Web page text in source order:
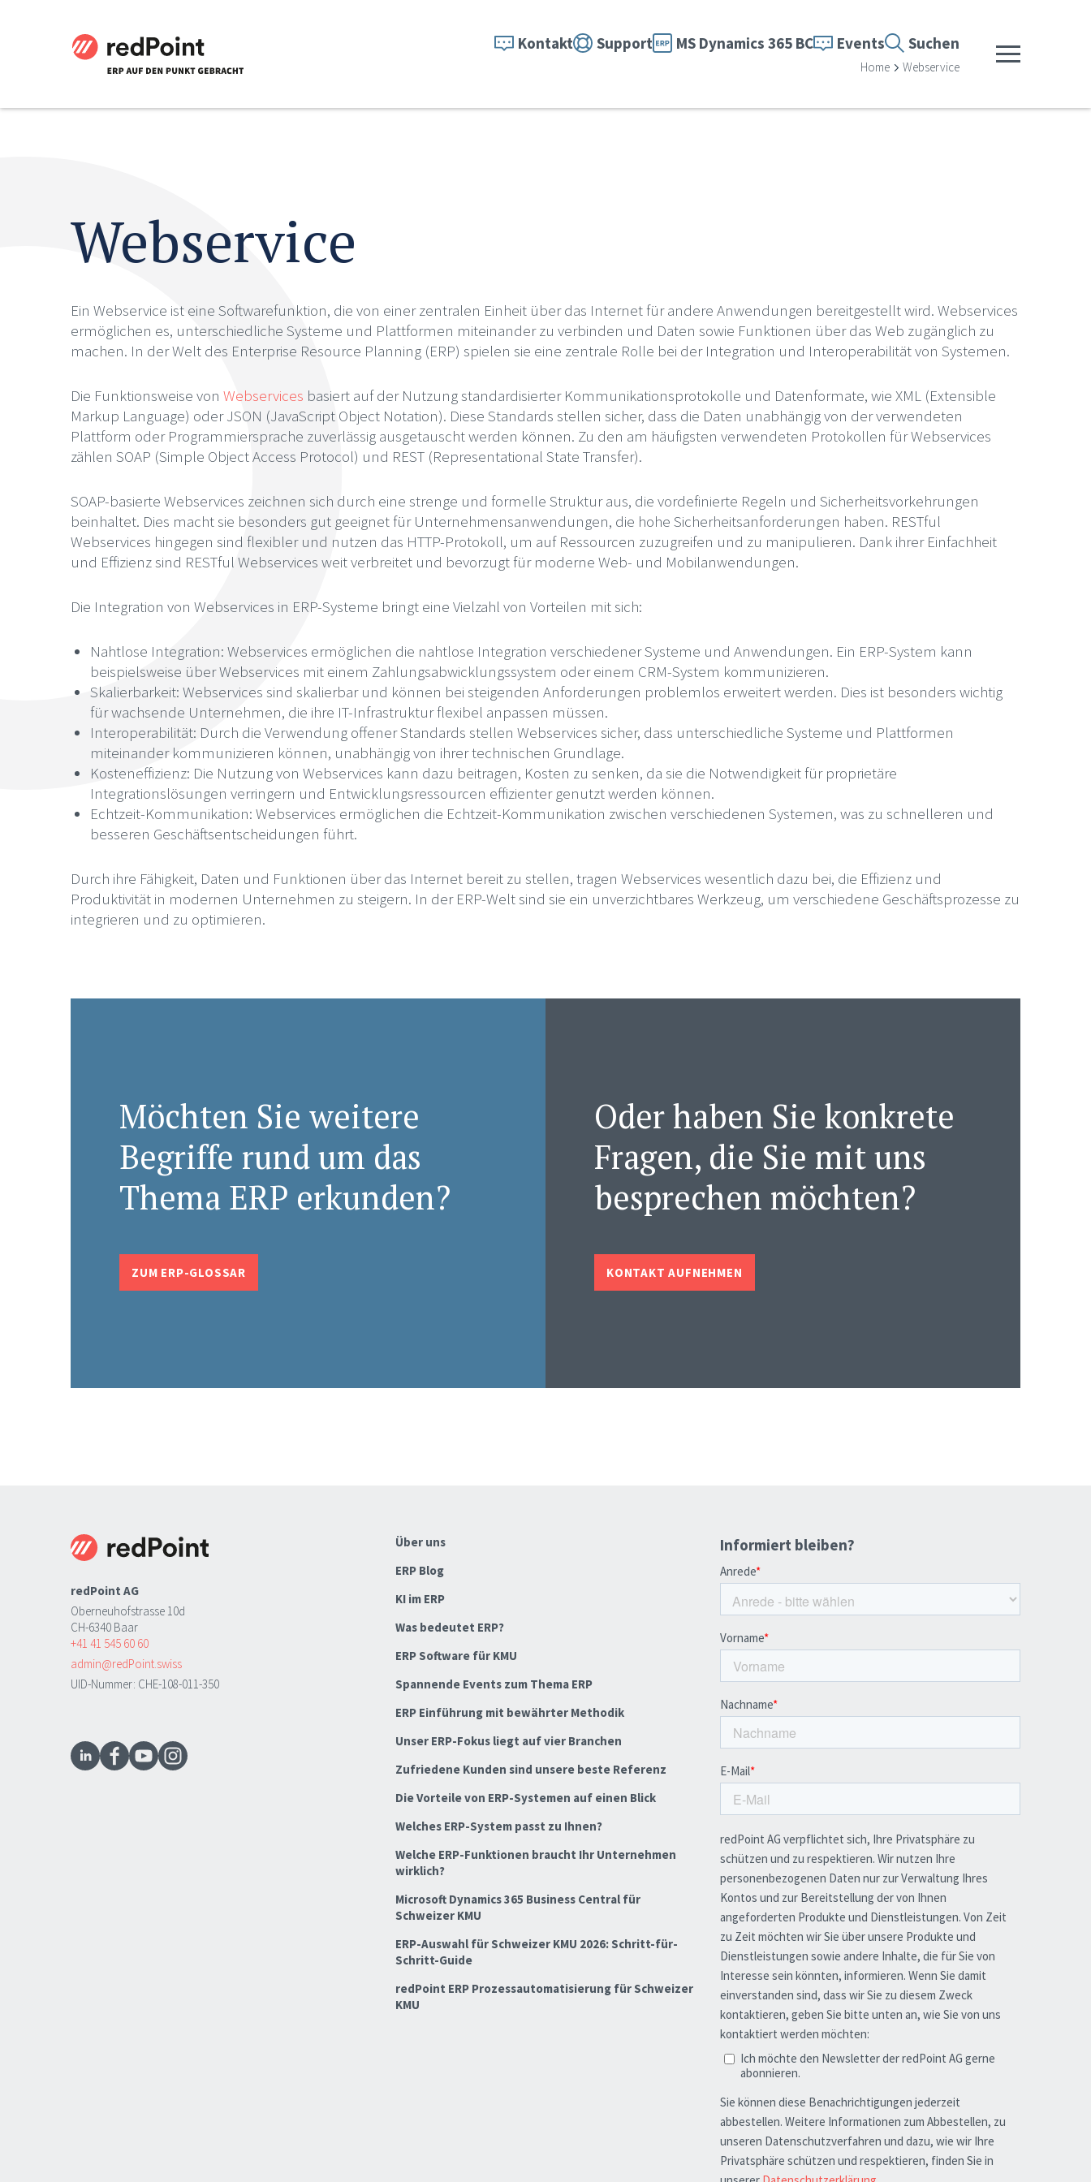
Kontakt Support MS Dynamics 365 BC Events Suchen
Home Webservice Menü
Webservice
Ein Webservice ist eine Softwarefunktion, die von einer zentralen Einheit über das Internet für andere Anwendungen bereitgestellt wird. Webservices
ermöglichen es, unterschiedliche Systeme und Plattformen miteinander zu verbinden und Daten sowie Funktionen über das Web zugänglich zu
machen. In der Welt des Enterprise Resource Planning (ERP) spielen sie eine zentrale Rolle bei der Integration und Interoperabilität von Systemen.
Die Funktionsweise von Webservices basiert auf der Nutzung standardisierter Kommunikationsprotokolle und Datenformate, wie XML (Extensible
Markup Language) oder JSON (JavaScript Object Notation). Diese Standards stellen sicher, dass die Daten unabhängig von der verwendeten
Plattform oder Programmiersprache zuverlässig ausgetauscht werden können. Zu den am häufigsten verwendeten Protokollen für Webservices
zählen SOAP (Simple Object Access Protocol) und REST (Representational State Transfer).
SOAP-basierte Webservices zeichnen sich durch eine strenge und formelle Struktur aus, die vordefinierte Regeln und Sicherheitsvorkehrungen
beinhaltet. Dies macht sie besonders gut geeignet für Unternehmensanwendungen, die hohe Sicherheitsanforderungen haben. RESTful
Webservices hingegen sind flexibler und nutzen das HTTP-Protokoll, um auf Ressourcen zuzugreifen und zu manipulieren. Dank ihrer Einfachheit
und Effizienz sind RESTful Webservices weit verbreitet und bevorzugt für moderne Web- und Mobilanwendungen.
Die Integration von Webservices in ERP-Systeme bringt eine Vielzahl von Vorteilen mit sich:
Nahtlose Integration: Webservices ermöglichen die nahtlose Integration verschiedener Systeme und Anwendungen. Ein ERP-System kann
beispielsweise über Webservices mit einem Zahlungsabwicklungssystem oder einem CRM-System kommunizieren.
Skalierbarkeit: Webservices sind skalierbar und können bei steigenden Anforderungen problemlos erweitert werden. Dies ist besonders wichtig
für wachsende Unternehmen, die ihre IT-Infrastruktur flexibel anpassen müssen.
Interoperabilität: Durch die Verwendung offener Standards stellen Webservices sicher, dass unterschiedliche Systeme und Plattformen
miteinander kommunizieren können, unabhängig von ihrer technischen Grundlage.
Kosteneffizienz: Die Nutzung von Webservices kann dazu beitragen, Kosten zu senken, da sie die Notwendigkeit für proprietäre
Integrationslösungen verringern und Entwicklungsressourcen effizienter genutzt werden können.
Echtzeit-Kommunikation: Webservices ermöglichen die Echtzeit-Kommunikation zwischen verschiedenen Systemen, was zu schnelleren und
besseren Geschäftsentscheidungen führt.
Durch ihre Fähigkeit, Daten und Funktionen über das Internet bereit zu stellen, tragen Webservices wesentlich dazu bei, die Effizienz und
Produktivität in modernen Unternehmen zu steigern. In der ERP-Welt sind sie ein unverzichtbares Werkzeug, um verschiedene Geschäftsprozesse zu
integrieren und zu optimieren.
Möchten Sie weitere
Begriffe rund um das
Thema ERP erkunden?
ZUM ERP-GLOSSAR
Oder haben Sie konkrete
Fragen, die Sie mit uns
besprechen möchten?
KONTAKT AUFNEHMEN
redPoint AG
Oberneuhofstrasse 10d
CH-6340 Baar
+41 41 545 60 60
admin@redPoint.swiss
UID-Nummer: CHE-108-011-350
Über uns
ERP Blog
KI im ERP
Was bedeutet ERP?
ERP Software für KMU
Spannende Events zum Thema ERP
ERP Einführung mit bewährter Methodik
Unser ERP-Fokus liegt auf vier Branchen
Zufriedene Kunden sind unsere beste Referenz
Die Vorteile von ERP-Systemen auf einen Blick
Welches ERP-System passt zu Ihnen?
Welche ERP-Funktionen braucht Ihr Unternehmen
wirklich?
Microsoft Dynamics 365 Business Central für
Schweizer KMU
ERP-Auswahl für Schweizer KMU 2026: Schritt-für-
Schritt-Guide
redPoint ERP Prozessautomatisierung für Schweizer
KMU
Informiert bleiben?